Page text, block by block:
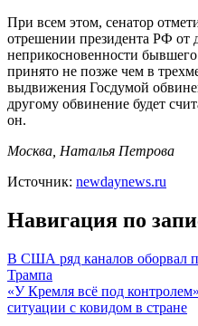
При всем этом, сенатор
отрешении президента РФ
неприкосновенности
принято не позже чем в
выдвижения Госдумой
другому обвинение будет
он.
Москва, Наталья Петрова
Источник: newdaynews.ru
Навигация по
В США ряд каналов оборвал
Трампа
«У Кремля всё под
ситуации с ковидом в стране